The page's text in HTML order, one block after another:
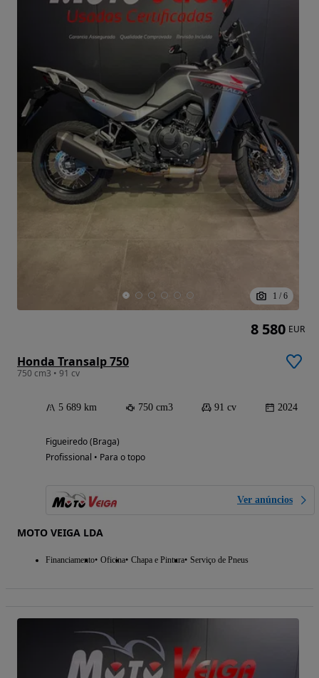
1 / 6
Honda Transalp 750
750 cm3 • 91 cv
5 689 km 750 cm3 91 cv 2024
Figueiredo (Braga)
Profissional • Para o topo
Ver anúncios
MOTO VEIGA LDA
Financiamento Oficina Chapa e Pintura Serviço de Pneus
8 580 EUR